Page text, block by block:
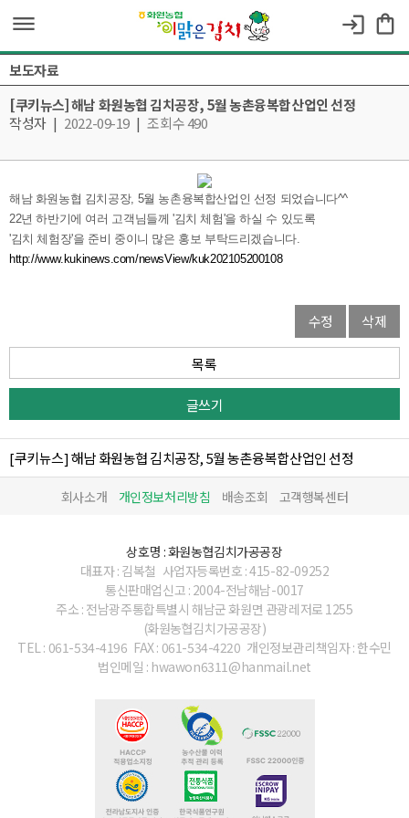
dehaze login shopping_bag
보도자료
[쿠키뉴스] 해남 화원농협 김치공장, 5월 농촌융복합산업인 선정
작성자 | 2022-09-19 | 조회수 490
해남 화원농협 김치공장, 5월 농촌융복합산업인 선정 되었습니다^^
22년 하반기에 여러 고객님들께 '김치 체험'을 하실 수 있도록
'김치 체험장'을 준비 중이니 많은 홍보 부탁드리겠습니다.
http://www.kukinews.com/newsView/kuk202105200108
수정 삭제
목록
글쓰기
[쿠키뉴스] 해남 화원농협 김치공장, 5월 농촌융복합산업인 선정
회사소개 개인정보처리방침 배송조회 고객행복센터
상호명 : 화원농협김치가공공장
대표자 : 김복철 사업자등록번호 : 415-82-09252
통신판매업신고 : 2004-전남해남-0017
주소 : 전남광주통합특별시 해남군 화원면 관광레저로 1255
(화원농협김치가공공장)
TEL : 061-534-4196 FAX : 061-534-4220 개인정보관리책임자 : 한수민
법인메일 : hwawon6311@hanmail.net